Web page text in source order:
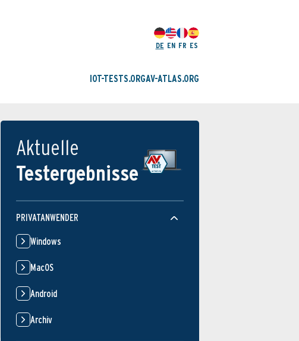
DE EN FR ES
IOT-TESTS.ORGAV-ATLAS.ORG
Aktuelle
Testergebnisse
PRIVATANWENDER
Windows
MacOS
Android
Archiv